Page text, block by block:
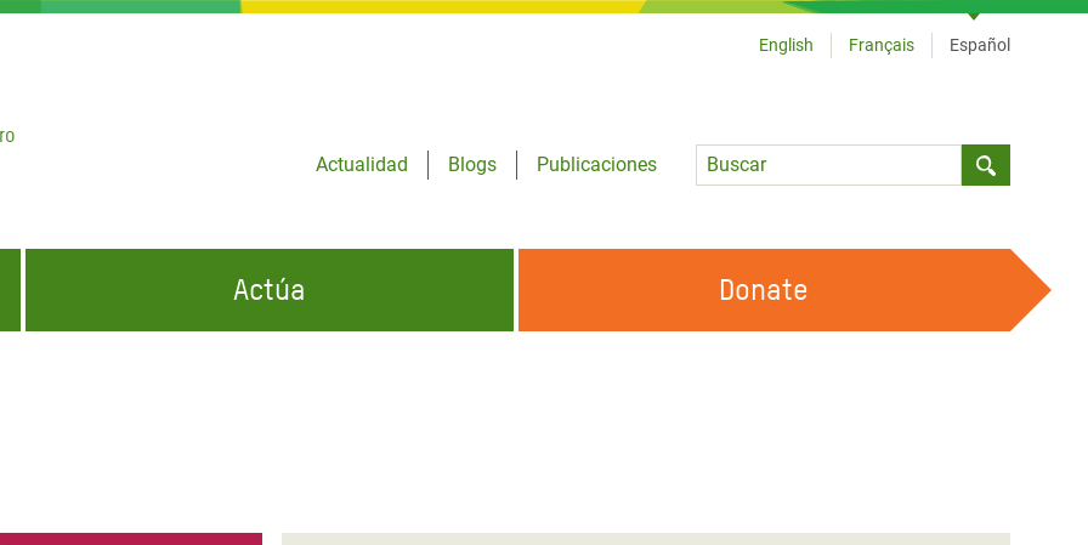
Actualidad
Blogs
Publicaciones
Language
English Français Español
Actúa Donate